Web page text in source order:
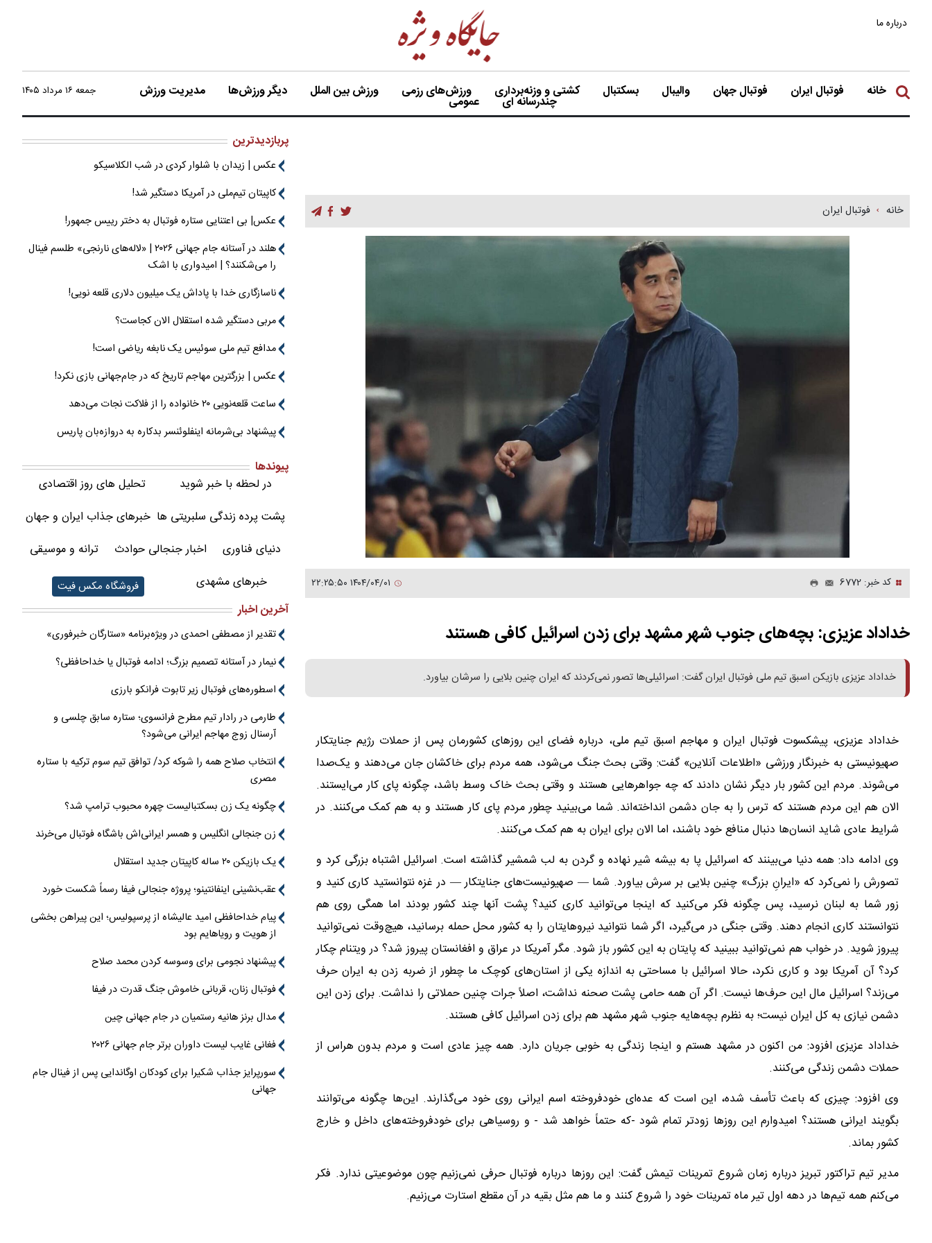
درباره ما
خانه فوتبال ایران فوتبال جهان والیبال بسکتبال کشتی و وزنه‌برداری ورزش‌های رزمی ورزش بین الملل دیگر ورزش‌ها مدیریت ورزش
چندرسانه ای عمومی
جمعه ۱۶ مرداد ۱۴۰۵
خانه فوتبال ایران
کد خبر: 6772
خداداد عزیزی: بچه‌های جنوب شهر مشهد برای زدن اسرائیل کافی هستند
خداداد عزیزی بازیکن اسبق تیم ملی فوتبال ایران گفت: اسرائیلی‌ها تصور نمی‌کردند که ایران چنین بلایی را سرشان بیاورد.
خداداد عزیزی، پیشکسوت فوتبال ایران و مهاجم اسبق تیم ملی، درباره فضای این روزهای کشورمان پس از حملات رژیم جنایتکار
صهیونیستی به خبرنگار ورزشی «اطلاعات آنلاین» گفت: وقتی بحث جنگ می‌شود، همه مردم برای خاکشان جان می‌دهند و یک‌صدا
می‌شوند. مردم این کشور بار دیگر نشان دادند که چه جواهرهایی هستند و وقتی بحث خاک وسط باشد، چگونه پای کار می‌ایستند.
الان هم این مردم هستند که ترس را به جان دشمن انداخته‌اند. شما می‌بینید چطور مردم پای کار هستند و به هم کمک می‌کنند. در
شرایط عادی شاید انسان‌ها دنبال منافع خود باشند، اما الان برای ایران به هم کمک می‌کنند.
وی ادامه داد: همه دنیا می‌بینند که اسرائیل پا به بیشه شیر نهاده و گردن به لب شمشیر گذاشته است. اسرائیل اشتباه بزرگی کرد و
تصورش را نمی‌کرد که «ایرانِ بزرگ» چنین بلایی بر سرش بیاورد. شما — صهیونیست‌های جنایتکار — در غزه نتوانستید کاری کنید و
زور شما به لبنان نرسید، پس چگونه فکر می‌کنید که اینجا می‌توانید کاری کنید؟ پشت آنها چند کشور بودند اما همگی روی هم
نتوانستند کاری انجام دهند. وقتی جنگی در می‌گیرد، اگر شما نتوانید نیروهایتان را به کشور محل حمله برسانید، هیچ‌وقت نمی‌توانید
پیروز شوید. در خواب هم نمی‌توانید ببینید که پایتان به این کشور باز شود. مگر آمریکا در عراق و افغانستان پیروز شد؟ در ویتنام چکار
کرد؟ آن آمریکا بود و کاری نکرد، حالا اسرائیل با مساحتی به اندازه یکی از استان‌های کوچک ما چطور از ضربه زدن به ایران حرف
می‌زند؟ اسرائیل مال این حرف‌ها نیست. اگر آن همه حامی پشت صحنه نداشت، اصلاً جرات چنین حملاتی را نداشت. برای زدن این
دشمن نیازی به کل ایران نیست؛ به نظرم بچه‌هایه جنوب شهر مشهد هم برای زدن اسرائیل کافی هستند.
خداداد عزیزی افزود: من اکنون در مشهد هستم و اینجا زندگی به خوبی جریان دارد. همه چیز عادی است و مردم بدون هراس از
حملات دشمن زندگی می‌کنند.
وی افزود: چیزی که باعث تأسف شده، این است که عده‌ای خودفروخته اسم ایرانی روی خود می‌گذارند. این‌ها چگونه می‌توانند
بگویند ایرانی هستند؟ امیدوارم این روزها زودتر تمام شود -که حتماً خواهد شد - و روسیاهی برای خودفروخته‌های داخل و خارج
کشور بماند.
مدیر تیم تراکتور تبریز درباره زمان شروع تمرینات تیمش گفت: این روزها درباره فوتبال حرفی نمی‌زنیم چون موضوعیتی ندارد. فکر
می‌کنم همه تیم‌ها در دهه اول تیر ماه تمرینات خود را شروع کنند و ما هم مثل بقیه در آن مقطع استارت می‌زنیم.
پربازدیدترین
عکس | زیدان با شلوار کردی در شب الکلاسیکو
کاپیتان تیم‌ملی در آمریکا دستگیر شد!
عکس| بی اعتنایی ستاره فوتبال به دختر رییس جمهور!
هلند در آستانه جام جهانی ۲۰۲۶ | «لاله‌های نارنجی» طلسم فینال
را می‌شکنند؟ | امیدواری با اشک
ناسازگاری خدا با پاداش یک میلیون دلاری قلعه نویی!
مربی دستگیر شده استقلال الان کجاست؟
مدافع تیم ملی سوئیس یک نابغه ریاضی است!
عکس | بزرگترین مهاجم تاریخ که در جام‌جهانی بازی نکرد!
ساعت قلعه‌نویی ۲۰ خانواده را از فلاکت نجات می‌دهد
پیشنهاد بی‌شرمانه اینفلوئنسر بدکاره به دروازه‌بان پاریس
پیوندها
در لحظه با خبر شوید
تحلیل های روز اقتصادی
پشت پرده زندگی سلبریتی ها خبرهای جذاب ایران و جهان
دنیای فناوری
اخبار جنجالی حوادث
ترانه و موسیقی
خبرهای مشهدی
فروشگاه مکس فیت
آخرین اخبار
تقدیر از مصطفی احمدی در ویژه‌برنامه «ستارگان خبرفوری»
نیمار در آستانه تصمیم بزرگ؛ ادامه فوتبال یا خداحافظی؟
اسطوره‌های فوتبال زیر تابوت فرانکو بارزی
طارمی در رادار تیم مطرح فرانسوی؛ ستاره سابق چلسی و
آرسنال زوج مهاجم ایرانی می‌شود؟
انتخاب صلاح همه را شوکه کرد/ توافق تیم سوم ترکیه با ستاره
مصری
چگونه یک زن بسکتبالیست چهره محبوب ترامپ شد؟
زن جنجالی انگلیس و همسر ایرانی‌اش باشگاه فوتبال می‌خرند
یک بازیکن ۲۰ ساله کاپیتان جدید استقلال
عقب‌نشینی اینفانتینو؛ پروژه جنجالی فیفا رسماً شکست خورد
پیام خداحافظی امید عالیشاه از پرسپولیس؛ این پیراهن بخشی
از هویت و رویاهایم بود
پیشنهاد نجومی برای وسوسه کردن محمد صلاح
فوتبال زنان، قربانی خاموش جنگ قدرت در فیفا
مدال برنز هانیه رستمیان در جام جهانی چین
فغانی غایب لیست داوران برتر جام جهانی ۲۰۲۶
سورپرایز جذاب شکیرا برای کودکان اوگاندایی پس از فینال جام
جهانی